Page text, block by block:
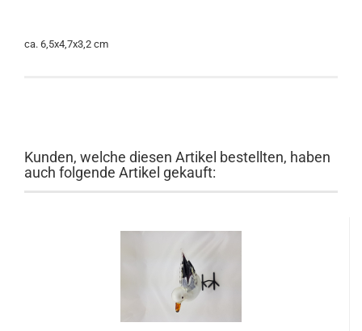
ca. 6,5x4,7x3,2 cm
Kunden, welche diesen Artikel bestellten, haben
auch folgende Artikel gekauft: